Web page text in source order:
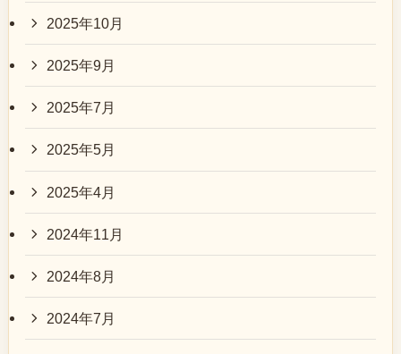
2025年10月
2025年9月
2025年7月
2025年5月
2025年4月
2024年11月
2024年8月
2024年7月